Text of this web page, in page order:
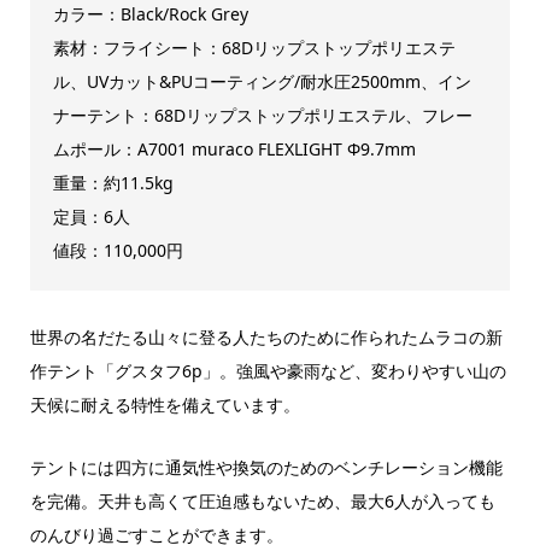
カラー：Black/Rock Grey
素材：フライシート：68Dリップストップポリエステ
ル、UVカット&PUコーティング/耐水圧2500mm、イン
ナーテント：68Dリップストップポリエステル、フレー
ムポール：A7001 muraco FLEXLIGHT Φ9.7mm
重量：約11.5kg
定員：6人
値段：110,000円
世界の名だたる山々に登る人たちのために作られたムラコの新
作テント「グスタフ6p」。強風や豪雨など、変わりやすい山の
天候に耐える特性を備えています。
テントには四方に通気性や換気のためのベンチレーション機能
を完備。天井も高くて圧迫感もないため、最大6人が入っても
のんびり過ごすことができます。